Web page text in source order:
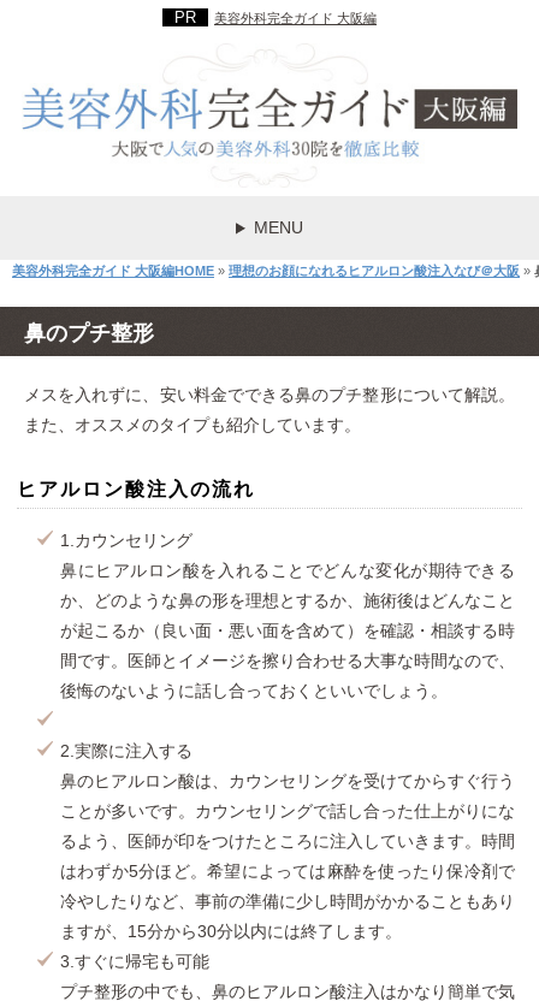
美容外科完全ガイド 大阪編
MENU
美容外科完全ガイド 大阪編HOME » 理想のお顔になれるヒアルロン酸注入なび＠大阪 »
鼻のプチ整形
メスを入れずに、安い料金でできる鼻のプチ整形について解説。
また、オススメのタイプも紹介しています。
ヒアルロン酸注入の流れ
1.カウンセリング
鼻にヒアルロン酸を入れることでどんな変化が期待できる
か、どのような鼻の形を理想とするか、施術後はどんなこと
が起こるか（良い面・悪い面を含めて）を確認・相談する時
間です。医師とイメージを擦り合わせる大事な時間なので、
後悔のないように話し合っておくといいでしょう。
2.実際に注入する
鼻のヒアルロン酸は、カウンセリングを受けてからすぐ行う
ことが多いです。カウンセリングで話し合った仕上がりにな
るよう、医師が印をつけたところに注入していきます。時間
はわずか5分ほど。希望によっては麻酔を使ったり保冷剤で
冷やしたりなど、事前の準備に少し時間がかかることもあり
ますが、15分から30分以内には終了します。
3.すぐに帰宅も可能
プチ整形の中でも、鼻のヒアルロン酸注入はかなり簡単で気